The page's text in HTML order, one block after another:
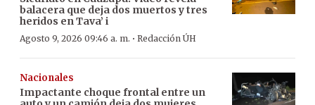
balacera que deja dos muertos y tres
heridos en Tava’ i
Agosto 9, 2026 09:46 a. m. · Redacción ÚH
Nacionales
Impactante choque frontal entre un